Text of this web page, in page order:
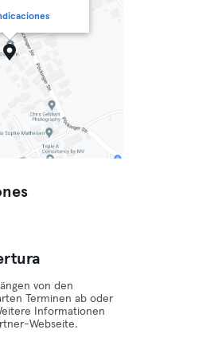
von den
Terminen ab oder
Informationen
Webseite.